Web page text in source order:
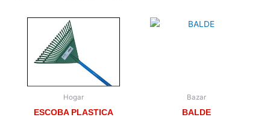
Hogar
ESCOBA PLASTICA
Bazar
BALDE